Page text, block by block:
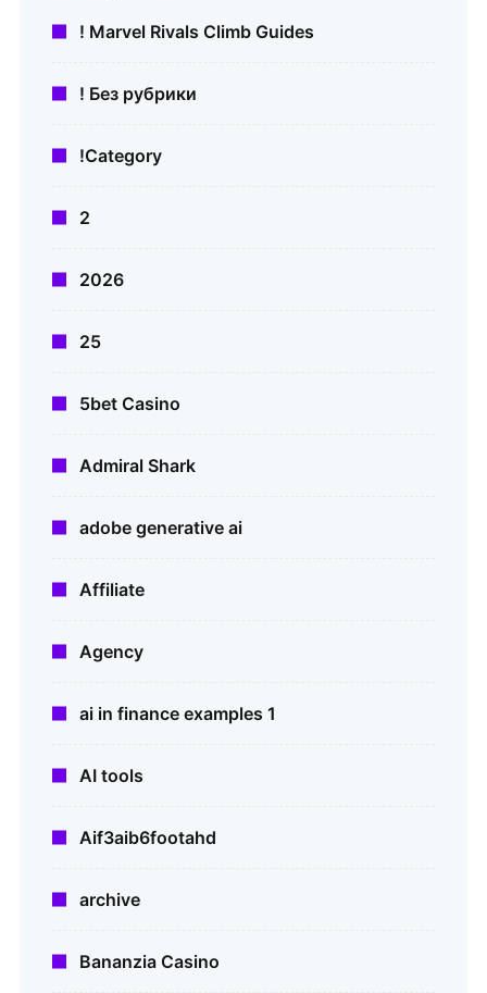
! Marvel Rivals Climb Guides
! Без рубрики
!Category
2
2026
25
5bet Casino
Admiral Shark
adobe generative ai
Affiliate
Agency
ai in finance examples 1
AI tools
Aif3aib6footahd
archive
Bananzia Casino